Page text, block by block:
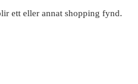
ett eller annat shopping fynd.